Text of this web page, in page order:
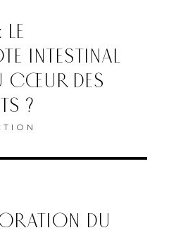
INTESTINAL
CŒUR DES
?
DU